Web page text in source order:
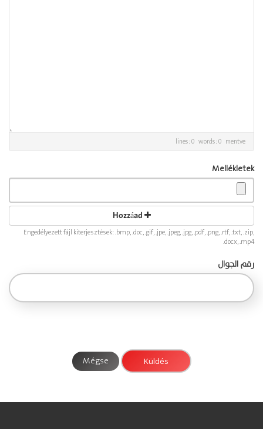
lines: 0 words: 0 mentve
Mellékletek
Engedélyezett fájl kiterjesztések: .bmp, .doc, .gif, .jpe, .jpeg, .jpg, .pdf, .png, .rtf, .txt, .zip,
.docx, .mp4
رقم الجوال
Mégse